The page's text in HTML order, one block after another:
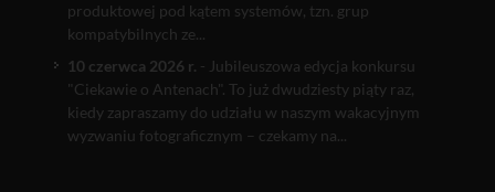
produktowej pod kątem systemów, tzn. grup
kompatybilnych ze...
10 czerwca 2026 r. - Jubileuszowa edycja konkursu
"Ciekawie o Antenach". To już dwudziesty piąty raz,
kiedy zapraszamy do udziału w naszym wakacyjnym
wyzwaniu fotograficznym – czekamy na...